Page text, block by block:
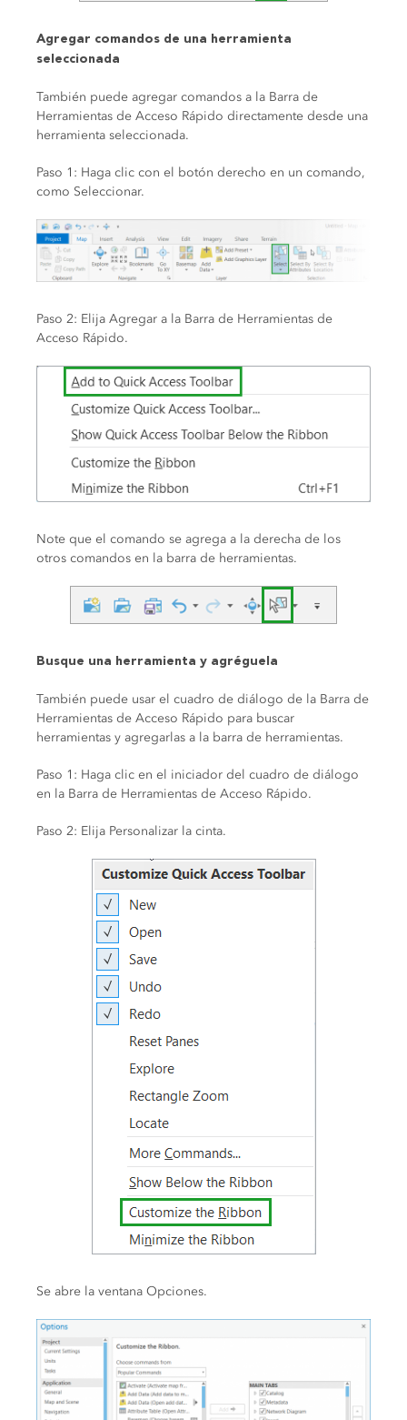
Agregar comandos de una herramienta
seleccionada
También puede agregar comandos a la Barra de
Herramientas de Acceso Rápido directamente desde una
herramienta seleccionada.
Paso 1: Haga clic con el botón derecho en un comando,
como Seleccionar.
Paso 2: Elija Agregar a la Barra de Herramientas de
Acceso Rápido.
Note que el comando se agrega a la derecha de los
otros comandos en la barra de herramientas.
Busque una herramienta y agréguela
También puede usar el cuadro de diálogo de la Barra de
Herramientas de Acceso Rápido para buscar
herramientas y agregarlas a la barra de herramientas.
Paso 1: Haga clic en el iniciador del cuadro de diálogo
en la Barra de Herramientas de Acceso Rápido.
Paso 2: Elija Personalizar la cinta.
Se abre la ventana Opciones.